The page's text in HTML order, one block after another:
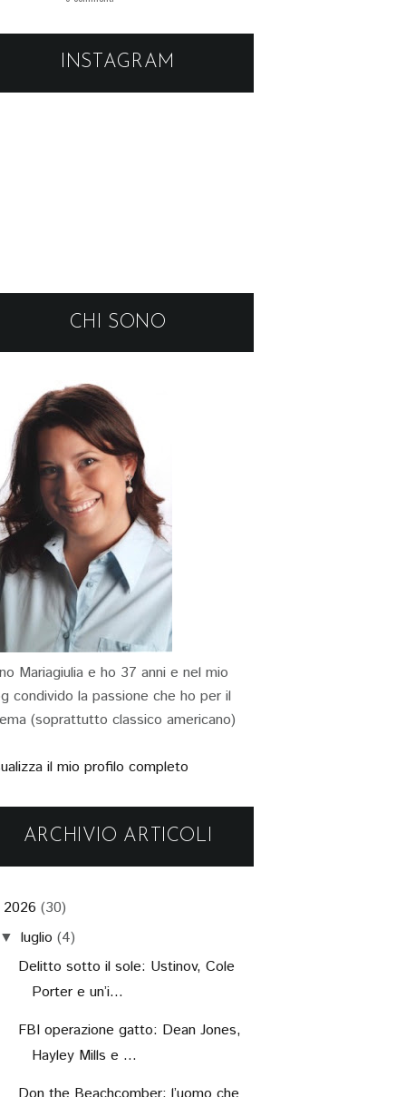
INSTAGRAM
CHI SONO
Mariagiulia e ho 37 anni e nel mio
condivido la passione che ho per il
(soprattutto classico americano)
il mio profilo completo
ARCHIVIO ARTICOLI
2026 (30)
▼ luglio (4)
Delitto sotto il sole: Ustinov, Cole
Porter e un’i...
FBI operazione gatto: Dean Jones,
Hayley Mills e ...